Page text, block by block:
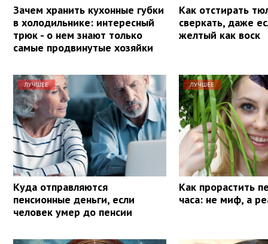
Зачем хранить кухонные губки
в холодильнике: интересный
трюк - о нем знают только
самые продвинутые хозяйки
Как отстирать
сверкать, даже
желтый как воск
ЛУЧШЕЕ
Куда отправляются
пенсионные деньги, если
человек умер до пенсии
ЛУЧШЕЕ
Как прорастить
часа: не миф, а